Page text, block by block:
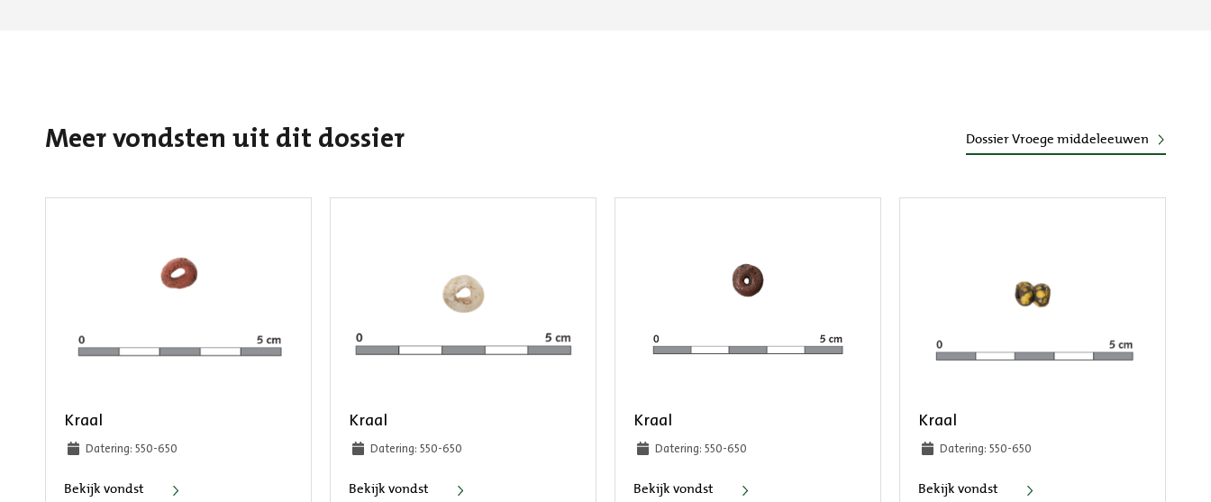
Meer vondsten uit dit dossier Dossier Vroege middeleeuwen
Kraal
Datering: 550-650
Bekijk vondst Kraal
Kraal
Datering: 550-650
Bekijk vondst Kraal
Kraal
Datering: 550-650
Bekijk vondst Kraal
Kraal
Datering: 550-650
Bekijk vondst Kraal